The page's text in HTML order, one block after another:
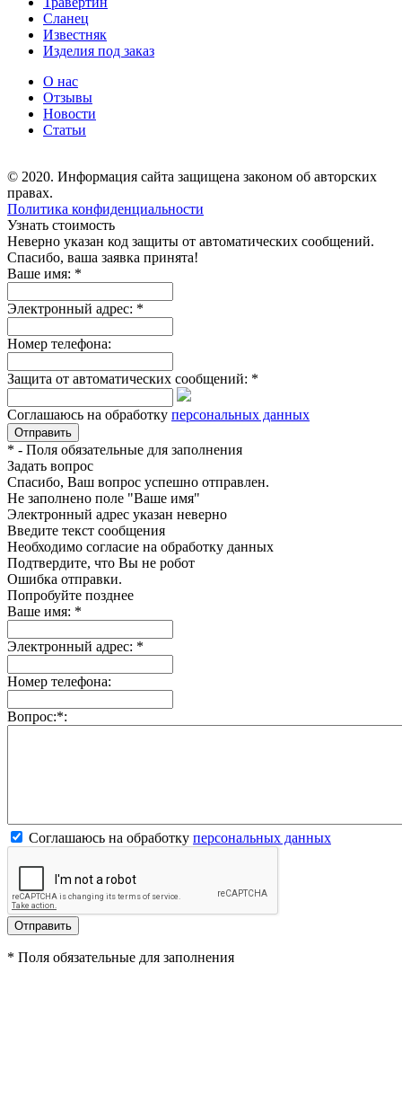
Сланец
Известняк
Изделия под заказ
О нас
Отзывы
Новости
Статьи
© 2020. Информация сайта защищена законом об авторских
правах.
Политика конфиденциальности
Узнать стоимость
Неверно указан код защиты от автоматических сообщений.
Спасибо, ваша заявка принята!
Ваше имя: *
Электронный адрес: *
Номер телефона:
Защита от автоматических сообщений: *
Соглашаюсь на обработку персональных данных
* - Поля обязательные для заполнения
Задать вопрос
Спасибо, Ваш вопрос успешно отправлен.
Не заполнено поле "Ваше имя"
Электронный адрес указан неверно
Введите текст сообщения
Необходимо согласие на обработку данных
Подтвердите, что Вы не робот
Ошибка отправки.
Попробуйте позднее
Ваше имя: *
Электронный адрес: *
Номер телефона:
Вопрос:*:
Соглашаюсь на обработку персональных данных
* Поля обязательные для заполнения